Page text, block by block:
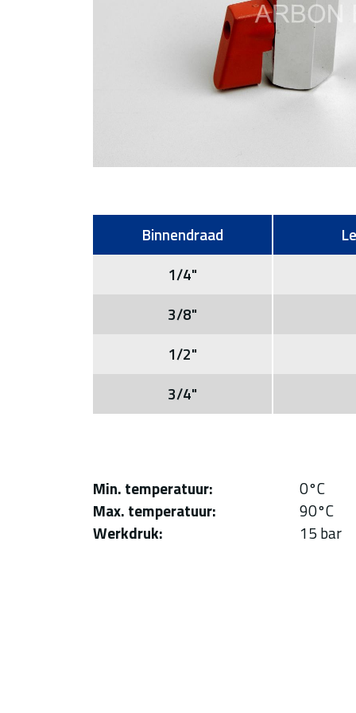
Binnendraad
1/4"
3/8"
1/2"
3/4"
Min. temperatuur
0°C
Max. temperatuur
90°C
Werkdruk
15 bar